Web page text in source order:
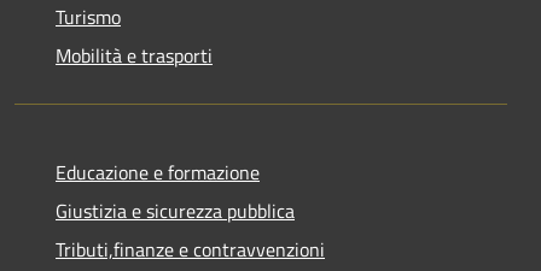
Turismo
Mobilità e trasporti
Educazione e formazione
Giustizia e sicurezza pubblica
Tributi,finanze e contravvenzioni